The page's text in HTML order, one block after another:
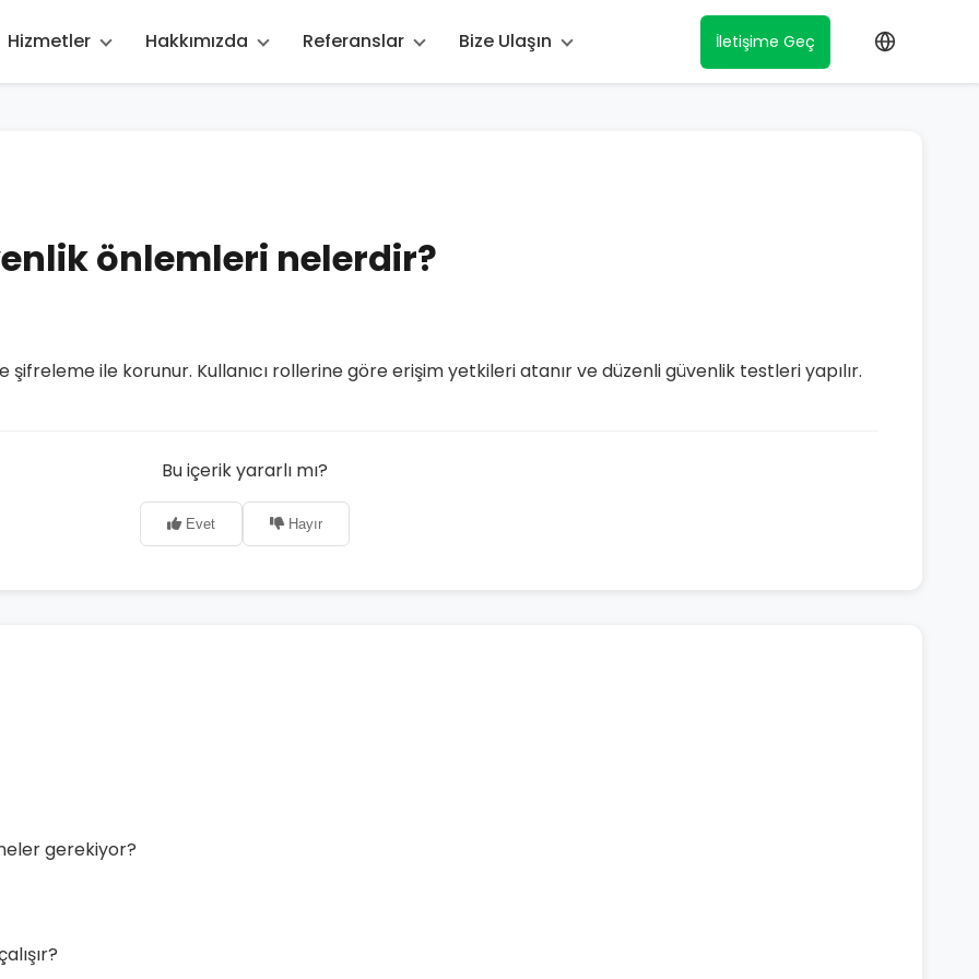
Hizmetler Hakkımızda Referanslar Bize Ulaşın İletişime Geç
önlemleri nelerdir?
şifreleme ile korunur. Kullanıcı rollerine göre erişim yetkileri atanır ve düzenli güvenlik testleri yapılır.
Bu içerik yararlı mı?
Evet Hayır
gerekiyor?